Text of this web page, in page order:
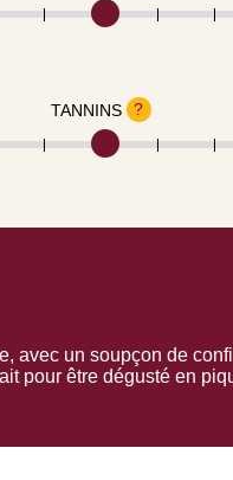
TANNINS ?
avec un soupçon de
pour être dégusté en